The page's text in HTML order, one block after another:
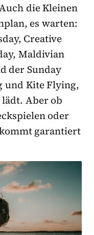
die Kleinen
es warten:
Creative
Maldivian
der Sunday
und Kite Flying,
Aber ob
oder
garantiert